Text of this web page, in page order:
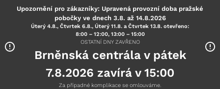
Upozornění pro zákazníky: Upravená provozní doba pražské
pobočky ve dnech 3.8. až 14.8.2026
Úterý 4.8., Čtvrtek 6.8., Úterý 11.8. a Čtvrtek 13.8. otevřeno:
8:00 – 12:00, 13:00 – 15:00
OSTATNÍ DNY ZAVŘENO
Brněnská centrála v pátek
7.8.2026 zavírá v 15:00
Za případné komplikace se omlouváme.